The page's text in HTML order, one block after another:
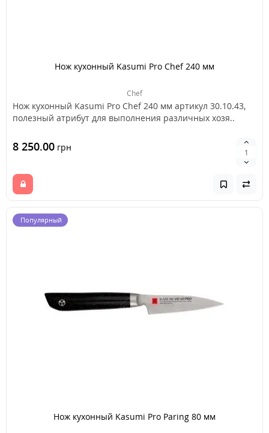
Нож кухонный Kasumi Pro Chef 240 мм
Chef
Нож кухонный Kasumi Pro Chef 240 мм артикул 30.10.43,
полезный атрибут для выполнения различных хозя..
8 250.00 грн
Популярный
Нож кухонный Kasumi Pro Paring 80 мм